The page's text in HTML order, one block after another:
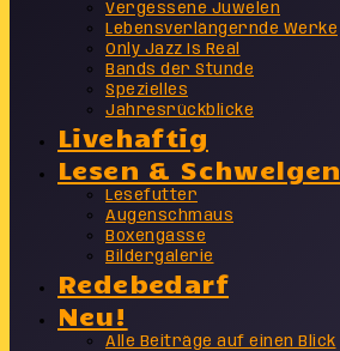
Vergessene Juwelen
Lebensverlängernde Werke
Only Jazz Is Real
Bands der Stunde
Spezielles
Jahresrückblicke
Livehaftig
Lesen & Schwelgen
Lesefutter
Augenschmaus
Boxengasse
Bildergalerie
Redebedarf
Neu!
Alle Beiträge auf einen Blick